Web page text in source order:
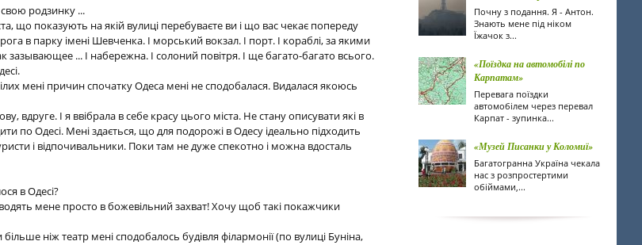
родзинку ...
що показують на якій вулиці перебуваєте ви і що вас чекає попереду
в парку імені Шевченка. І морський вокзал. І порт. І кораблі, за якими
зазывающее ... І набережна. І солоний повітря. І ще багато-багато всього.
мені причин спочатку Одеса мені не сподобалася. Видалася якоюсь
вдруге. І я ввібрала в себе красу цього міста. Не стану описувати які в
по Одесі. Мені здається, що для подорожі в Одесу ідеально підходить
і відпочивальники. Поки там не дуже спекотно і можна вдосталь
в Одесі?
мене просто в божевільний захват! Хочу щоб такі покажчики
ніж театр мені сподобалось будівля філармонії (по вулиці Буніна,
Почну з подання. Я - Антон.
Знають мене під ніком
Їжачок з...
«Поїздка на автомобілі по
Карпатам»
Перевага поїздки
автомобілем через перевал
Карпат - зупинка...
«Музей Писанки у Коломиї»
Багатогранна Україна чекала
нас з розпростертими
обіймами,...